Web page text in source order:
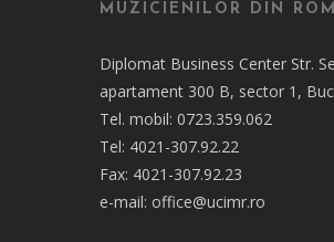
MUZICIENILOR DIN
Diplomat Business Center Str.
apartament 300 B, sector 1,
Tel. mobil: 0723.359.062
Tel: 4021-307.92.22
Fax: 4021-307.92.23
e-mail: office@ucimr.ro